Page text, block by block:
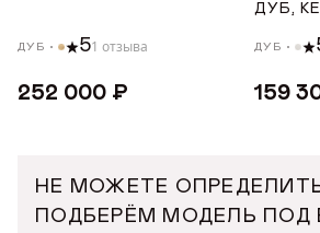
от
до
ДУБ 51 отзыва
252 000 ₽
ДУБ,
ДУБ
159
НЕ МОЖЕТЕ
ПОДБЕРЁМ МОДЕЛЬ ПОД